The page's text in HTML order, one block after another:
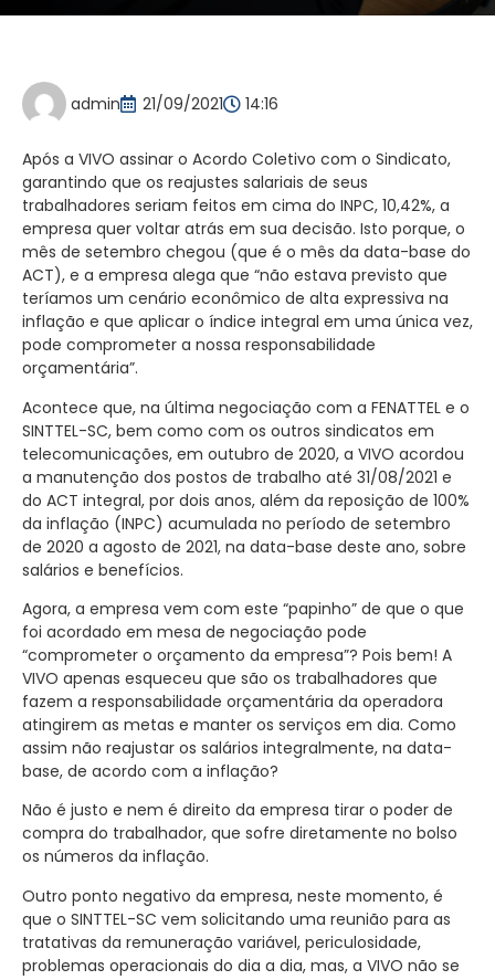
admin 21/09/2021 14:16
Após a VIVO assinar o Acordo Coletivo com o Sindicato,
garantindo que os reajustes salariais de seus
trabalhadores seriam feitos em cima do INPC, 10,42%, a
empresa quer voltar atrás em sua decisão. Isto porque, o
mês de setembro chegou (que é o mês da data-base do
ACT), e a empresa alega que “não estava previsto que
teríamos um cenário econômico de alta expressiva na
inflação e que aplicar o índice integral em uma única vez,
pode comprometer a nossa responsabilidade
orçamentária”.
Acontece que, na última negociação com a FENATTEL e o
SINTTEL-SC, bem como com os outros sindicatos em
telecomunicações, em outubro de 2020, a VIVO acordou
a manutenção dos postos de trabalho até 31/08/2021 e
do ACT integral, por dois anos, além da reposição de 100%
da inflação (INPC) acumulada no período de setembro
de 2020 a agosto de 2021, na data-base deste ano, sobre
salários e benefícios.
Agora, a empresa vem com este “papinho” de que o que
foi acordado em mesa de negociação pode
“comprometer o orçamento da empresa”? Pois bem! A
VIVO apenas esqueceu que são os trabalhadores que
fazem a responsabilidade orçamentária da operadora
atingirem as metas e manter os serviços em dia. Como
assim não reajustar os salários integralmente, na data-
base, de acordo com a inflação?
Não é justo e nem é direito da empresa tirar o poder de
compra do trabalhador, que sofre diretamente no bolso
os números da inflação.
Outro ponto negativo da empresa, neste momento, é
que o SINTTEL-SC vem solicitando uma reunião para as
tratativas da remuneração variável, periculosidade,
problemas operacionais do dia a dia, mas, a VIVO não se